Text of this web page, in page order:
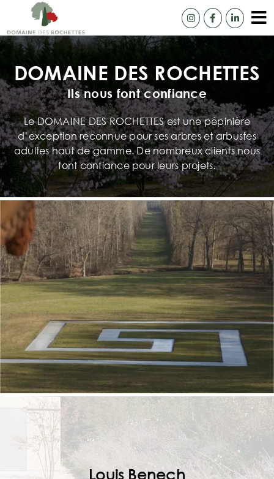
contenu
Ils
DOMAINE DES ROCHETTES
Ils nous font confiance
Le DOMAINE DES ROCHETTES est une pépinière
d’exception reconnue pour ses arbres et arbustes
adultes haut de gamme. De nombreux clients nous
font confiance pour leurs projets.
Louis Benech